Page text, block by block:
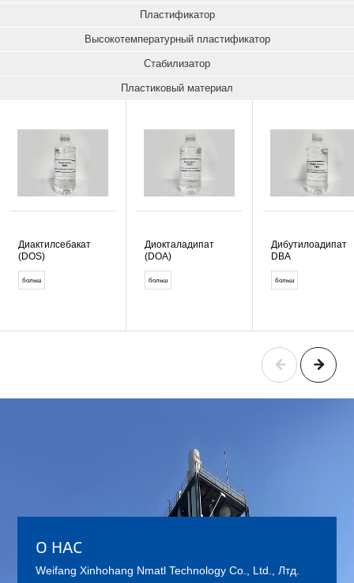
Пластификатор
Высокотемпературный пластификатор
Стабилизатор
Пластиковый материал
Диактилсебакат
(DOS)
больш
Диокталадипат
(DOA)
больш
Дибутилоадипат
DBA
больш
О НАС
Weifang Xinhohang Nmatl Technology Co., Ltd.
, Лтд.